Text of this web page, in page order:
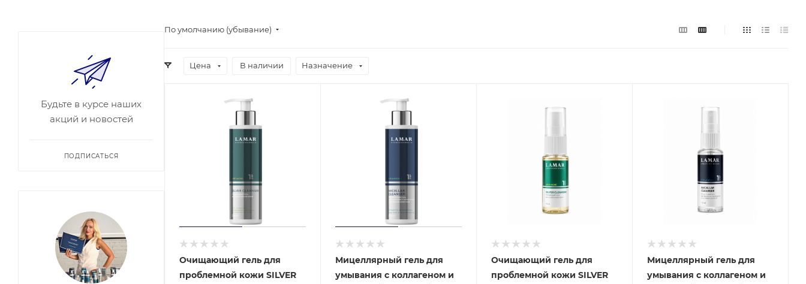
По умолчанию (убывание)
Цена В наличии Назначение
Очищающий гель для
проблемной кожи SILVER
Мицеллярный гель для
умывания с коллагеном и
Очищающий гель для
проблемной кожи SILVER
Мицеллярный гель для
умывания с коллагеном и
Будьте в курсе наших
акций и новостей
ПОДПИСАТЬСЯ